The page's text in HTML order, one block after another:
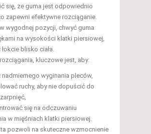
się, że guma jest odpowiednio
zapewni efektywne rozciąganie.
wygodnej pozycji, chwyć guma
na wysokości klatki piersiowej,
blisko ciała.
kluczowe jest, aby:
nadmiernego wyginania pleców,
ruchy, aby nie dopuścić do
się na odczuwaniu
w mięśniach klatki piersiowej.
pozwoli na skuteczne wzmocnienie